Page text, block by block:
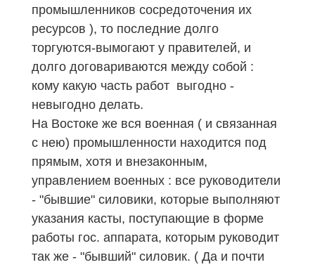
промышленников сосредоточения их
ресурсов ), то последние долго
торгуются-вымогают у правителей, и
долго договариваются между собой :
кому какую часть работ выгодно -
невыгодно делать.
На Востоке же вся военная ( и связанная
с нею) промышленности находится под
прямым, хотя и внезаконным,
управлением военных : все руководители
- "бывшие" силовики, которые выполняют
указания касты, поступающие в форме
работы гос. аппарата, которым руководит
так же - "бывший" силовик. ( Да и почти